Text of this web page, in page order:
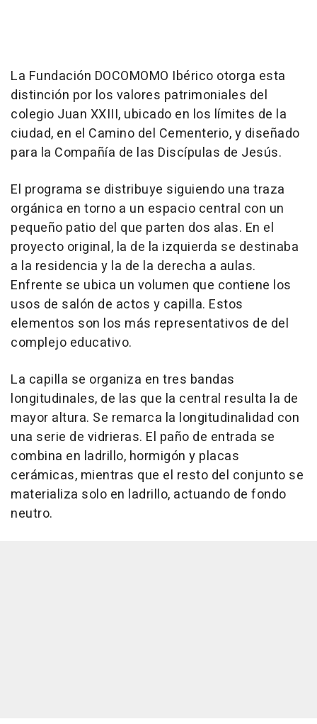
La Fundación DOCOMOMO Ibérico otorga esta
distinción por los valores patrimoniales del
colegio Juan XXIII, ubicado en los límites de la
ciudad, en el Camino del Cementerio, y diseñado
para la Compañía de las Discípulas de Jesús.
El programa se distribuye siguiendo una traza
orgánica en torno a un espacio central con un
pequeño patio del que parten dos alas. En el
proyecto original, la de la izquierda se destinaba
a la residencia y la de la derecha a aulas.
Enfrente se ubica un volumen que contiene los
usos de salón de actos y capilla. Estos
elementos son los más representativos de del
complejo educativo.
La capilla se organiza en tres bandas
longitudinales, de las que la central resulta la de
mayor altura. Se remarca la longitudinalidad con
una serie de vidrieras. El paño de entrada se
combina en ladrillo, hormigón y placas
cerámicas, mientras que el resto del conjunto se
materializa solo en ladrillo, actuando de fondo
neutro.